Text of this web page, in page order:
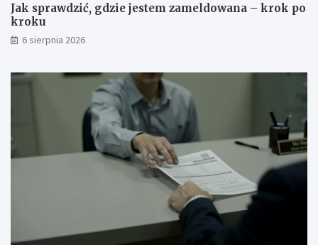
Jak sprawdzić, gdzie jestem zameldowana – krok po
kroku
6 sierpnia 2026